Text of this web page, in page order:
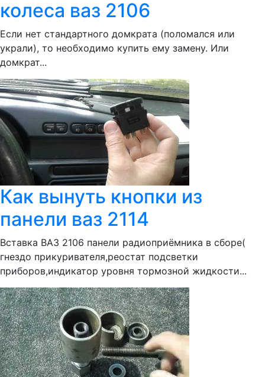
колеса ваз 2106
Если нет стандартного домкрата (поломался или
украли), то необходимо купить ему замену. Или
домкрат...
Как вынуть кнопки из
панели ваз 2114
Вставка ВАЗ 2106 панели радиоприёмника в сборе(
гнездо прикуривателя,реостат подсветки
приборов,индикатор уровня тормозной жидкости...